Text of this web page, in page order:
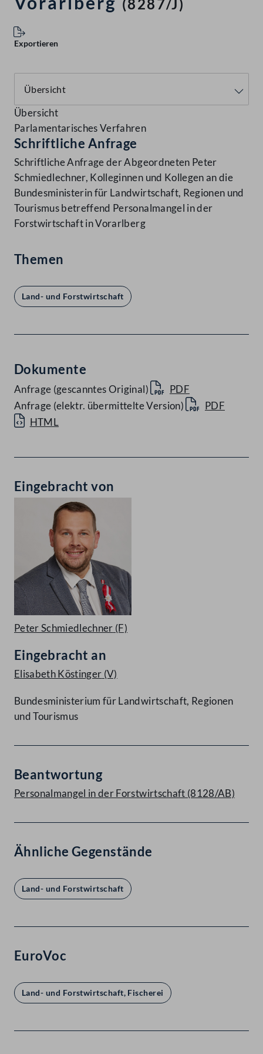
(8287/J)
Exportieren
Übersicht
Parlamentarisches Verfahren
Schriftliche Anfrage
Schriftliche Anfrage der Abgeordneten Peter
Schmiedlechner, Kolleginnen und Kollegen an die
Bundesministerin für Landwirtschaft, Regionen und
Tourismus betreffend Personalmangel in der
Forstwirtschaft in Vorarlberg
Themen
Land- und Forstwirtschaft
Dokumente
Anfrage (gescanntes Original)
PDF
Anfrage (elektr. übermittelte Version)
PDF
HTML
Eingebracht von
Peter Schmiedlechner (F)
Eingebracht an
Elisabeth Köstinger (V)
Bundesministerium für Landwirtschaft, Regionen
und Tourismus
Beantwortung
Personalmangel in der Forstwirtschaft (8128/AB)
Ähnliche Gegenstände
Land- und Forstwirtschaft
EuroVoc
Land- und Forstwirtschaft, Fischerei